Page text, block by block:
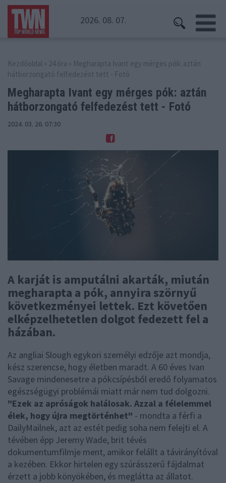
2026. 08. 07.
Kezdőoldal » 24 óra » Megharapta Ivant egy mérges pók: aztán
hátborzongató felfedezést tett - Fotó
Megharapta Ivant egy mérges pók: aztán
hátborzongató felfedezést tett - Fotó
2024. 03. 26. 07:30
A karját is amputálni akarták, miután
megharapta a pók, annyira szörnyű
következményei lettek. Ezt követően
elképzelhetetlen dolgot fedezett fel a
házában.
Az angliai Slough egykori személyi edzője azt mondja,
kész szerencse, hogy életben maradt. A 60 éves Ivan
Savage mindenesetre a pókcsípésből eredő folyamatos
egészségügyi problémái miatt már nem tud dolgozni.
"Ezek az apróságok halálosak. Azzal a félelemmel
élek, hogy újra megtörténhet" - mondta a férfi a
DailyMailnek, azt az estét pedig soha nem felejti el. A
tévében épp Jeremy Wade, brit tévés
dokumentumfilmje ment, amikor felállt a távirányítóval
a kezében. Ekkor hirtelen egy szúrásszerű fájdalmat
érzett a jobb könyökében, és meglátta az állatot.